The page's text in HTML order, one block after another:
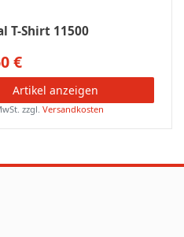
T-Shirt 11500
€
Artikel anzeigen
zzgl.Versandkosten